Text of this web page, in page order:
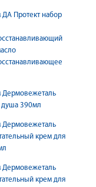
ДА Протект набор
Дермовежеталь
душа 390мл
Дермовежеталь
крем для
Дермовежеталь
крем для